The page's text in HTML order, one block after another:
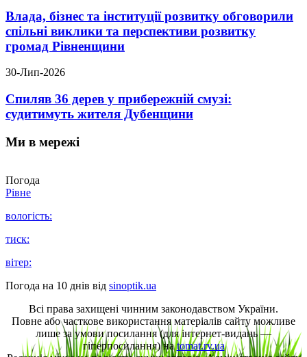
Влада, бізнес та інституції розвитку обговорили
спільні виклики та перспективи розвитку
громад Рівненщини
30-Лип-2026
Спиляв 36 дерев у прибережній смузі:
судитимуть жителя Дубенщини
Ми в мережі
Погода
Рівне
вологість:
тиск:
вітер:
Погода на 10 днів від sinoptik.ua
Всі права захищені чинним законодавством України.
Повне або часткове використання матеріалів сайту можливе
лише за умови посилання (для інтернет-видань —
гіперпосилання) наtomat.rv.ua